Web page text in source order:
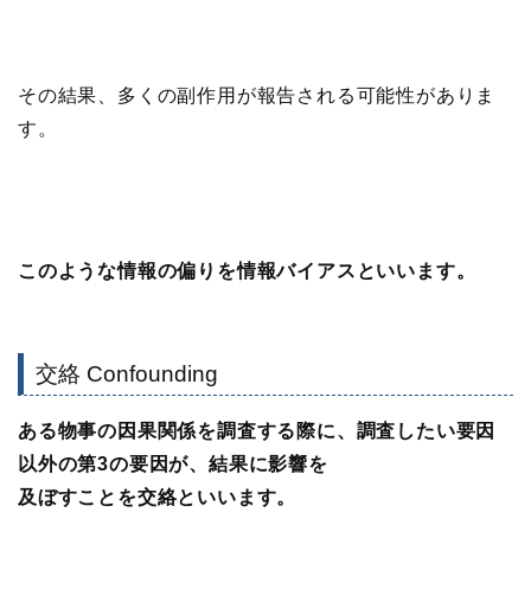
その結果、多くの副作用が報告される可能性がありま
す。
このような情報の偏りを情報バイアスといいます。
交絡 Confounding
ある物事の因果関係を調査する際に、調査したい要因
以外の第3の要因が、結果に影響を
及ぼすことを交絡といいます。